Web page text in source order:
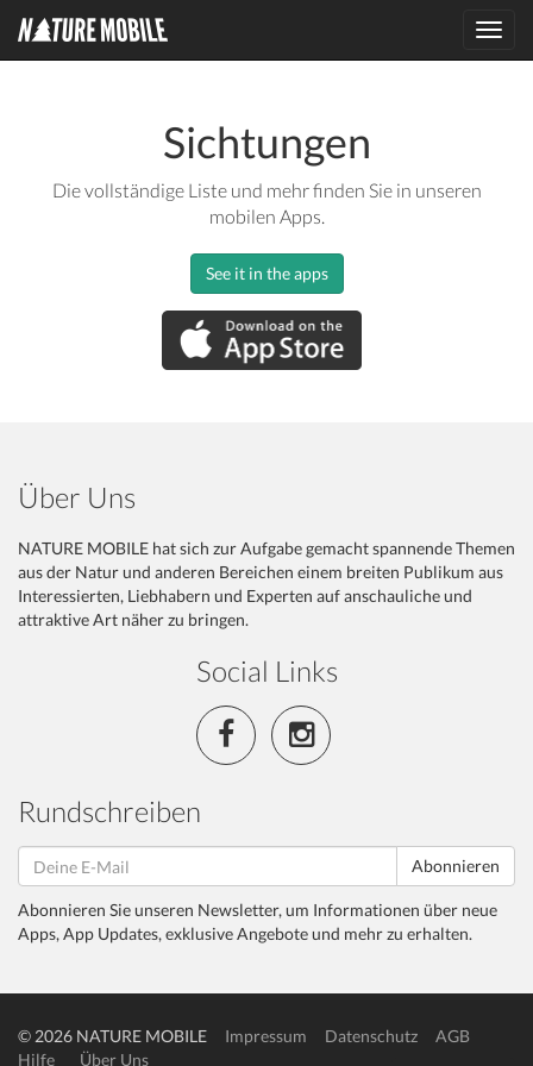
Sichtungen
Die vollständige Liste und mehr finden Sie in unseren
mobilen Apps.
See it in the apps
Über Uns
NATURE MOBILE hat sich zur Aufgabe gemacht spannende Themen
aus der Natur und anderen Bereichen einem breiten Publikum aus
Interessierten, Liebhabern und Experten auf anschauliche und
attraktive Art näher zu bringen.
Social Links
Rundschreiben
Abonnieren
Abonnieren Sie unseren Newsletter, um Informationen über neue
Apps, App Updates, exklusive Angebote und mehr zu erhalten.
© 2026 NATURE MOBILE Impressum Datenschutz
AGB
Hilfe
Über Uns